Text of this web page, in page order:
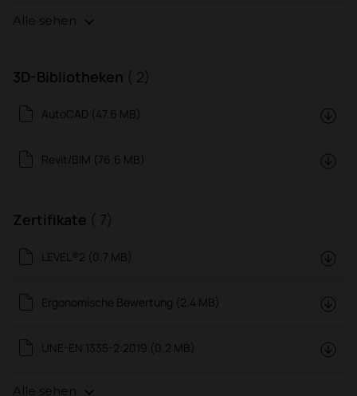
Alle sehen
3D-Bibliotheken ( 2)
AutoCAD (47.6 MB)
Revit/BIM (76.6 MB)
Zertifikate ( 7)
LEVEL®2 (0.7 MB)
Ergonomische Bewertung (2.4 MB)
UNE-EN 1335-2:2019 (0.2 MB)
Alle sehen